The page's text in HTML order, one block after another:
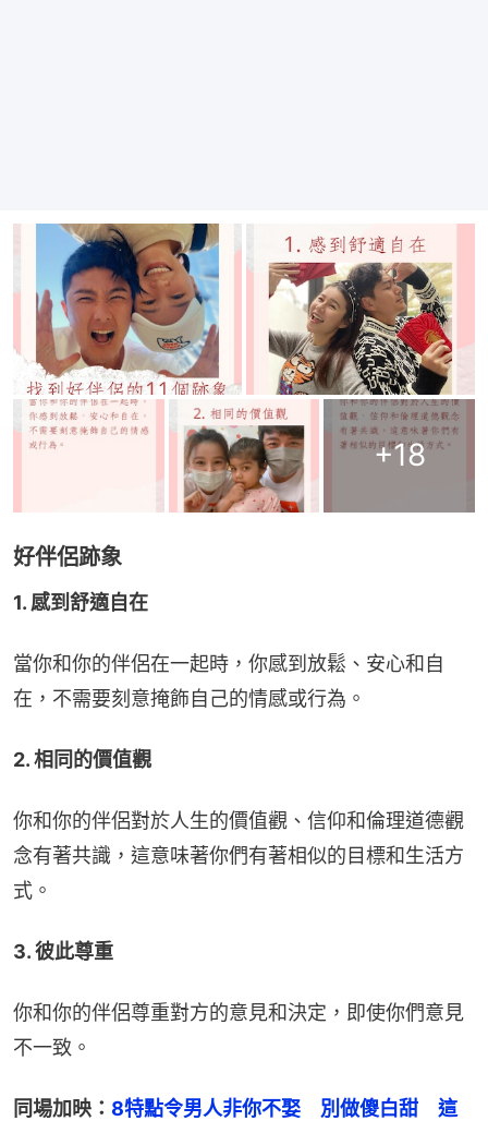
+18
好伴侶跡象
1. 感到舒適自在
當你和你的伴侶在一起時，你感到放鬆、安心和自
在，不需要刻意掩飾自己的情感或行為。
2. 相同的價值觀
你和你的伴侶對於人生的價值觀、信仰和倫理道德觀
念有著共識，這意味著你們有著相似的目標和生活方
式。
3. 彼此尊重
你和你的伴侶尊重對方的意見和決定，即使你們意見
不一致。
同場加映： 8特點令男人非你不娶　別做傻白甜　這